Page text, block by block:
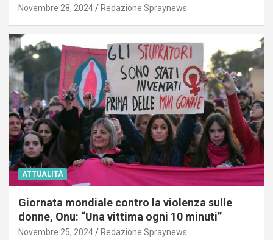
Novembre 28, 2024 Redazione Spraynews
ATTUALITÀ
Giornata mondiale contro la violenza sulle
donne, Onu: “Una vittima ogni 10 minuti”
Novembre 25, 2024 Redazione Spraynews